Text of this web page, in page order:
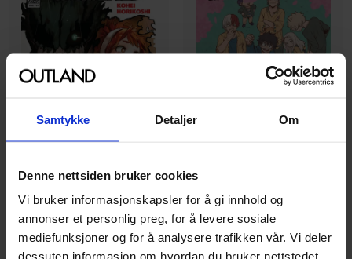
Samtykke Detaljer Om
Denne nettsiden bruker cookies
Vi bruker informasjonskapsler for å gi innhold og
annonser et personlig preg, for å levere sosiale
mediefunksjoner og for å analysere trafikken vår. Vi deler
dessuten informasjon om hvordan du bruker nettstedet
My Hero Academia, Vol. 33
Kohei Horikoshi
My Hero Academia: School
Briefs, Vol. 6: Volume 6
(Light Novel)
Anri Yoshi